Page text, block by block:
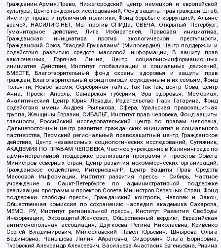
Гражданин.Армия.Право, Нижегородский центр немецкой и европейской
культуры, Центр гендерных исследований, Фонд защиты прав граждан Штаб,
Институт права и публичной политики, Фонд борьбы с коррупцией, Альянс
врачей, НАСИЛИЮ.НЕТ, Мы против СПИДа, СВЕЧА, Открытый Петербург,
Гуманитарное действие, Лига Избирателей, Правовая инициатива,
Гражданская инициатива против экологической преступности,
Гражданский Союз, "Хасдей Ерушалаим" (Милосердие), Центр поддержки и
содействия развитию средств массовой информации, В защиту прав
заключенных, Горячая Линия, Центр социально-информационных
инициатив Действие, Институт глобализации и социальных движений,
ВМЕСТЕ, Благотворительный фонд охраны здоровья и защиты прав
граждан, Благотворительный фонд помощи осужденным и их семьям, Фонд
Тольятти, Новое время, Серебряная тайга, Так-Так-Так, центр Сова, центр
Анна, Проект Апрель, Самарская губерния, Эра здоровья, Мемориал,
Аналитический Центр Юрия Левады, Издательство Парк Гагарина, Фонд
содействия имени Андрея Рылькова, Сфера, Уральская правозащитная
группа, Женщины Евразии, СИБАЛЬТ, Институт прав человека, Фонд защиты
гласности, Российский исследовательский центр по правам человека,
Дальневосточный центр развития гражданских инициатив и социального
партнерства, Пермский региональный правозащитный центр, Гражданское
действие, Центр независимых социологических исследований, Сутяжник,
АКАДЕМИЯ ПО ПРАВАМ ЧЕЛОВЕКА, Частное учреждение в Калининграде по
административной поддержке реализации программ и проектов Совета
Министров северных стран, Центр развития некоммерческих организаций,
Гражданское содействие, Интернешнл-Р, Центр Защиты Прав Средств
Массовой Информации, Институт развития прессы - Сибирь, Частное
учреждение в Санкт-Петербурге по административной поддержке
реализации программ и проектов Совета Министров Северных Стран, Фонд
поддержки свободы прессы, Гражданский контроль, Человек и Закон,
Общественная комиссия по сохранению наследия академика Сахарова,
МЕМО. РУ, Институт региональной прессы, Институт Развития Свободы
Информации, Экозащита!-Женсовет, Общественный вердикт, Евразийская
антимонопольная ассоциация, Дзугкоева Регина Николаевна, Кривенко
Сергей Владимирович, Милославский Павел Юрьевич, Шнырова Ольга
Вадимовна, Чанышева Лилия Айратовна, Сидорович Ольга Борисовна,
Туровский Александр Алексеевич, Васильева Анастасия Евгеньевна, Ривина